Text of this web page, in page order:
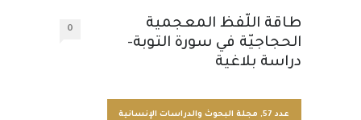
طاقة اللّفظ المعجمية
الحجاجيّة في سورة التوبة-
دراسة بلاغية
0
عدد 57 , مجلة البحوث والدراسات الإنسانية